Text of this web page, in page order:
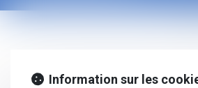
Information sur les